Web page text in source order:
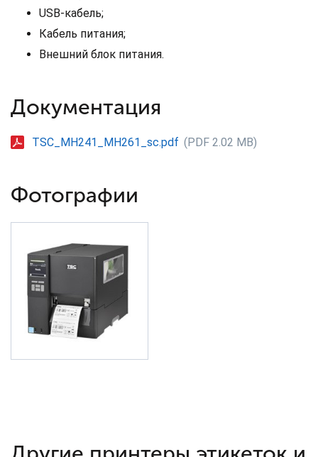
USB-кабель;
Кабель питания;
Внешний блок питания.
Документация
TSC_MH241_MH261_sc.pdf (PDF 2.02 MB)
Фотографии